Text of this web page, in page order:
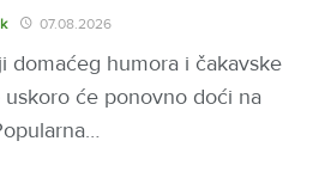
07.08.2026
domaćeg humora i čakavske
uskoro će ponovno doći na